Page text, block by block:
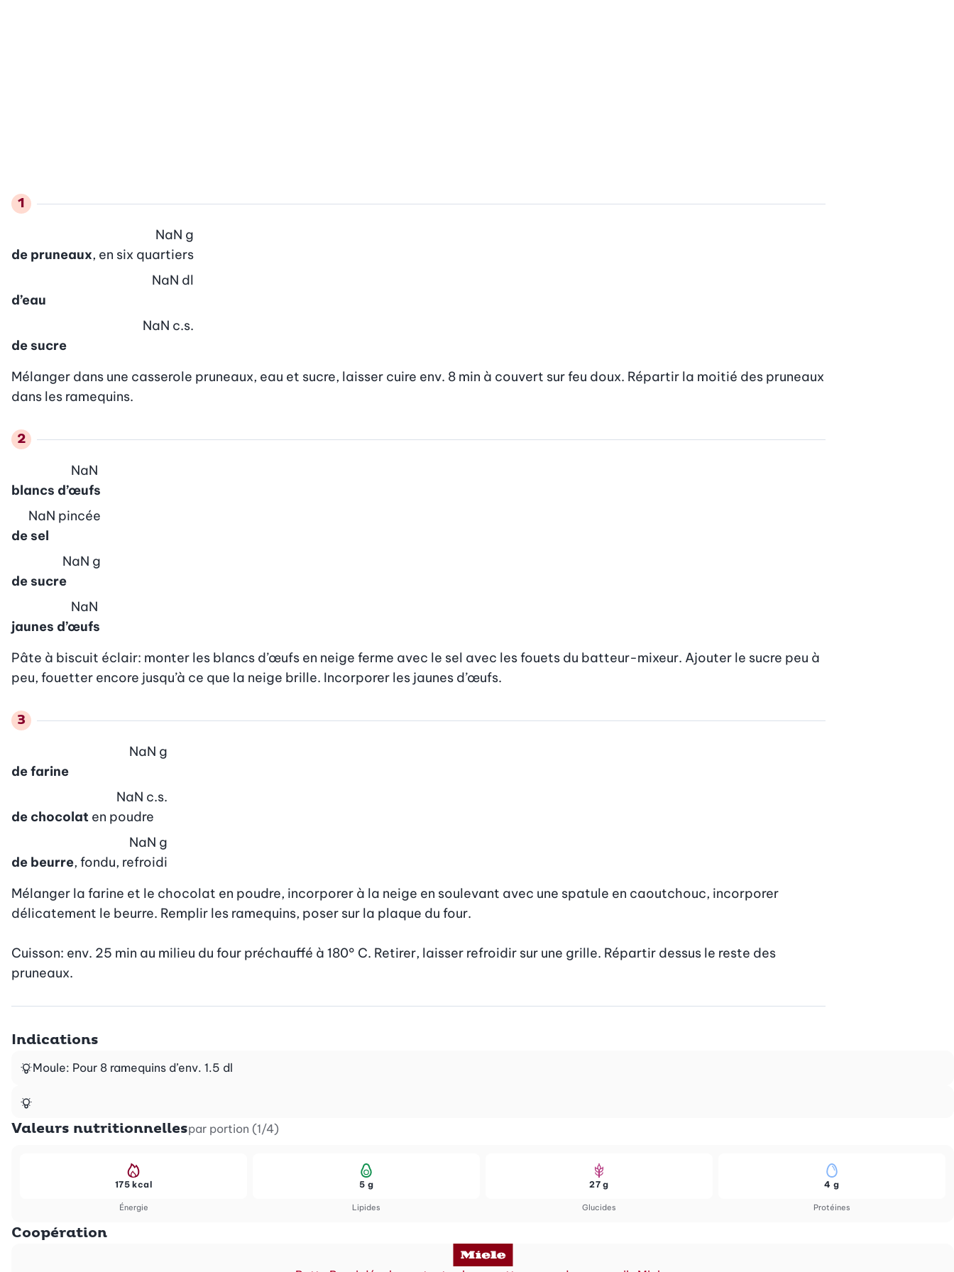
de pruneaux, en six quartiers
NaN g
d’eau
NaN dl
de sucre
NaN c.s.
Mélanger dans une casserole pruneaux, eau et sucre, laisser cuire env. 8 min à couvert sur feu doux. Répartir la moitié des pruneaux
dans les ramequins.
blancs d’œufs
NaN
de sel
NaN pincée
de sucre
NaN g
jaunes d’œufs
NaN
Pâte à biscuit éclair: monter les blancs d’œufs en neige ferme avec le sel avec les fouets du batteur-mixeur. Ajouter le sucre peu à
peu, fouetter encore jusqu’à ce que la neige brille. Incorporer les jaunes d’œufs.
de farine
NaN g
de chocolat en poudre
NaN c.s.
de beurre, fondu, refroidi
NaN g
Mélanger la farine et le chocolat en poudre, incorporer à la neige en soulevant avec une spatule en caoutchouc, incorporer
délicatement le beurre. Remplir les ramequins, poser sur la plaque du four.
Cuisson: env. 25 min au milieu du four préchauffé à 180° C. Retirer, laisser refroidir sur une grille. Répartir dessus le reste des
pruneaux.
Indications
Moule: Pour 8 ramequins d’env. 1.5 dl
Valeurs nutritionnellespar portion (1/4)
Énergie
175 kcal
Lipides
5 g
Glucides
27 g
Protéines
4 g
Coopération